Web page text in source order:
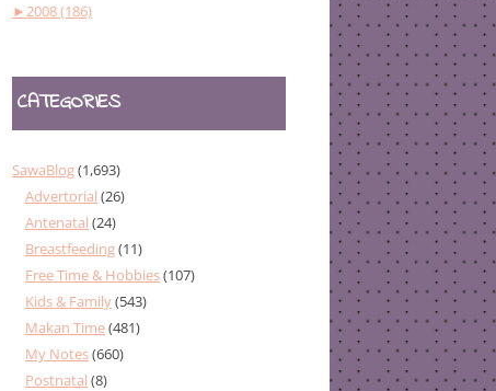
►2008 (186)
CATEGORIES
SawaBlog(1,693)
Advertorial (26)
Antenatal (24)
Breastfeeding(11)
Free Time & Hobbies(107)
Kids & Family(543)
Makan Time(481)
My Notes(660)
Postnatal (8)